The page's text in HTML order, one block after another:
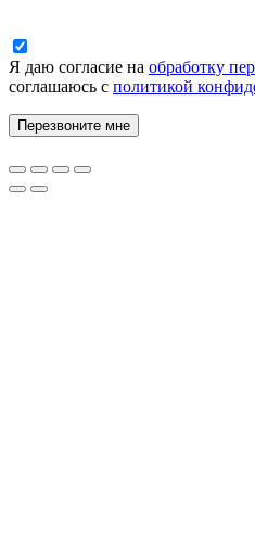
Я даю согласие на обработку
соглашаюсь с политикой